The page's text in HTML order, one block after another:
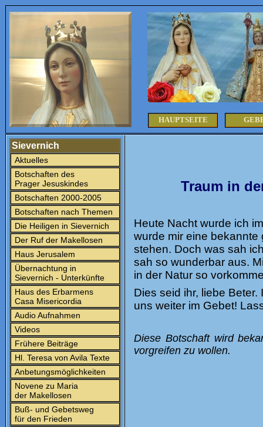
HAUPTSEITE
Sievernich
Aktuelles
Botschaften des
Prager Jesuskindes
Botschaften 2000-2005
Botschaften nach Themen
Die Heiligen in Sievernich
Der Ruf der Makellosen
Haus Jerusalem
Übernachtung in
Sievernich - Unterkünfte
Haus des Erbarmens
Casa Misericordia
Audio Aufnahmen
Videos
Frühere Beiträge
Hl. Teresa von Avila Texte
Anbetungsmöglichkeiten
Novene zu Maria
der Makellosen
Buß- und Gebetsweg
für den Frieden
Traum in
Heute Nacht wurde ich
wurde mir eine
stehen. Doch was sah
sah so wunderbar aus.
in der Natur so
Dies seid ihr, liebe
uns weiter im Gebet!
Diese Botschaft wird
vorgreifen zu wollen.